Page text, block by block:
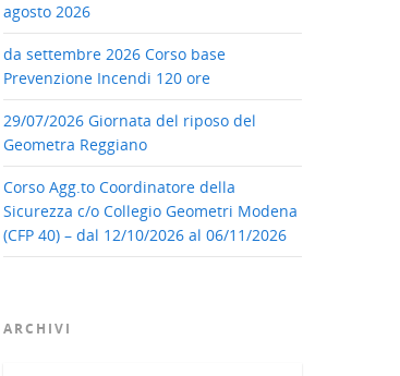
agosto 2026
da settembre 2026 Corso base
Prevenzione Incendi 120 ore
29/07/2026 Giornata del riposo del
Geometra Reggiano
Corso Agg.to Coordinatore della
Sicurezza c/o Collegio Geometri Modena
(CFP 40) – dal 12/10/2026 al 06/11/2026
ARCHIVI